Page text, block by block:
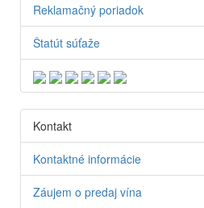
Reklamačný poriadok
Štatút súťaže
Kontakt
Kontaktné informácie
Záujem o predaj vína